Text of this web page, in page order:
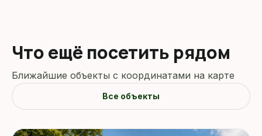
Что ещё посетить рядом
Ближайшие объекты с координатами на карте
Все объекты